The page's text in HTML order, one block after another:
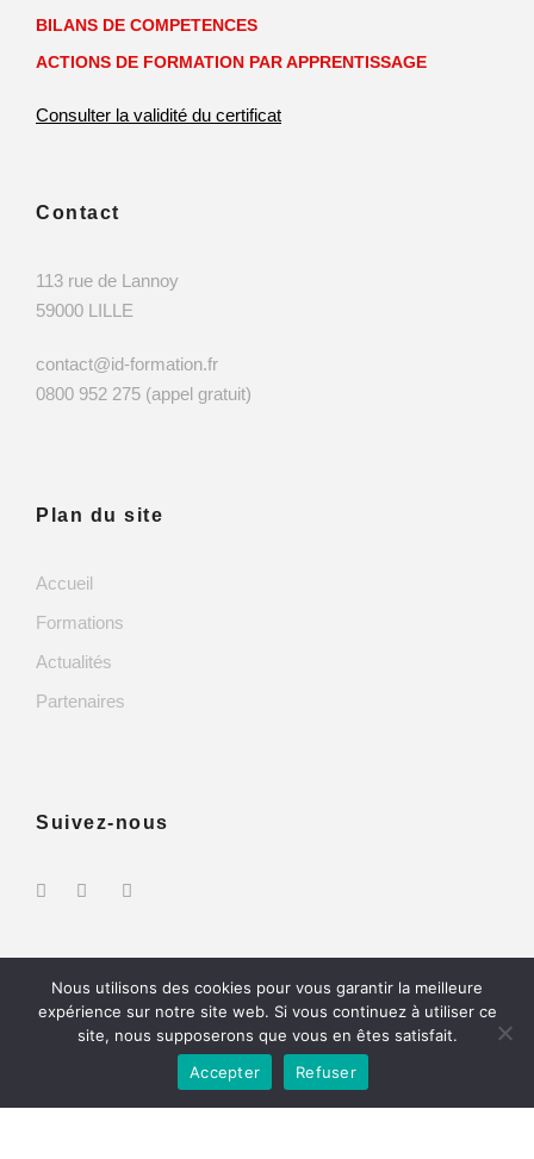
BILANS DE COMPETENCES
ACTIONS DE FORMATION PAR APPRENTISSAGE
Consulter la validité du certificat
Contact
113 rue de Lannoy
59000 LILLE
contact@id-formation.fr
0800 952 275 (appel gratuit)
Plan du site
Accueil
Formations
Actualités
Partenaires
Suivez-nous
Copyright 2024 - ID Formation Tous droit réservés -
Mentions légales
Nous utilisons des cookies pour vous garantir la meilleure
expérience sur notre site web. Si vous continuez à utiliser ce
site, nous supposerons que vous en êtes satisfait.
Accepter
Refuser